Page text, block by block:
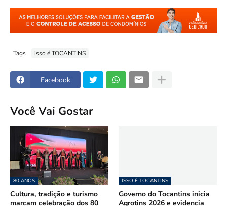
Tags isso é TOCANTINS
Facebook
Você Vai Gostar
80 ANOS
Cultura, tradição e turismo
marcam celebração dos 80
ISSO É TOCANTINS
Governo do Tocantins inicia
Agrotins 2026 e evidencia